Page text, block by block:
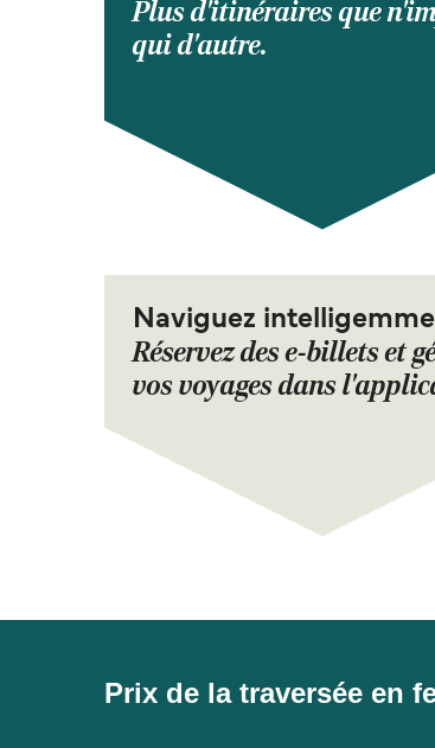
Plus d'itinéraires que
qui d'autre.
Naviguez
Réservez des e-billets et
vos voyages dans
Prix de la traversée en